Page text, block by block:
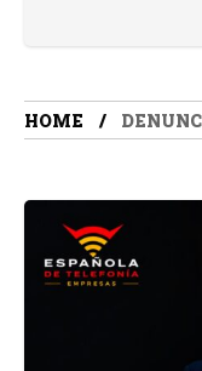
HOME